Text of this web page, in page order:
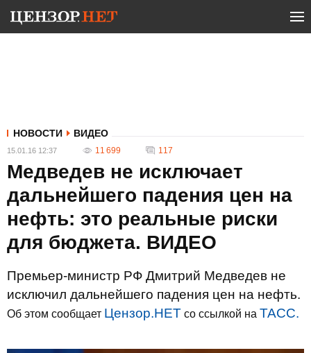
НОВОСТИ ВИДЕО
15.01.16 12:37 11 699 117
Медведев не исключает
дальнейшего падения цен на
нефть: это реальные риски
для бюджета. ВИДЕО
Премьер-министр РФ Дмитрий Медведев не
исключил дальнейшего падения цен на нефть.
Об этом сообщает Цензор.НЕТ со ссылкой на ТАСС.